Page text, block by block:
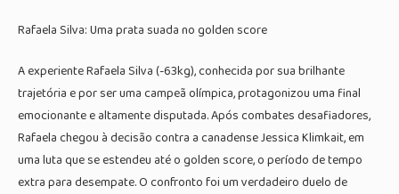
Rafaela Silva: Uma prata suada no golden score
A experiente Rafaela Silva (-63kg), conhecida por sua brilhante
trajetória e por ser uma campeã olímpica, protagonizou uma final
emocionante e altamente disputada. Após combates desafiadores,
Rafaela chegou à decisão contra a canadense Jessica Klimkait, em
uma luta que se estendeu até o golden score, o período de tempo
extra para desempate. O confronto foi um verdadeiro duelo de